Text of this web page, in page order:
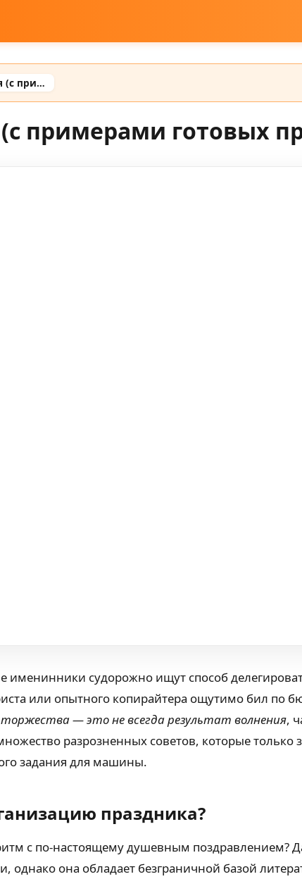
Промт для дня рождения (с примерами готовых промтов)
примерами готовых
именинники судорожно ищут способ
или опытного копирайтера ощутимо бил по
торжества — это не всегда результат волнения,
разрозненных советов, которые
задания для машины.
праздника?
с по-настоящему душевным поздравлением?
она обладает безграничной базой